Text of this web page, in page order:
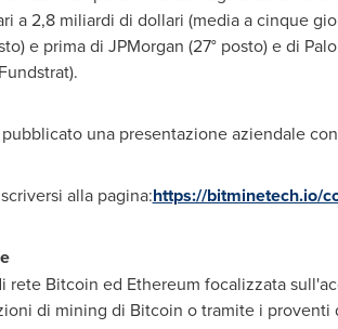
a 2,8 miliardi di dollari (media a cinque
e prima di JPMorgan (27° posto) e di
una presentazione aziendale
alla pagina:https://bitminetech.io/
rete Bitcoin ed Ethereum focalizzata
di mining di Bitcoin o tramite i